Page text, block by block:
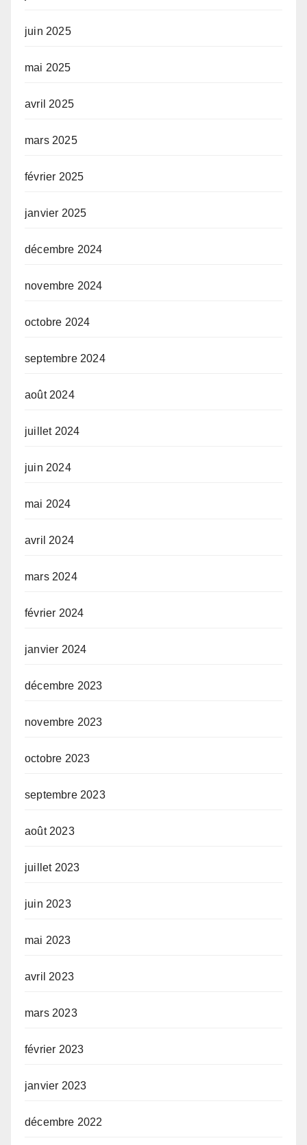
juin 2025
mai 2025
avril 2025
mars 2025
février 2025
janvier 2025
décembre 2024
novembre 2024
octobre 2024
septembre 2024
août 2024
juillet 2024
juin 2024
mai 2024
avril 2024
mars 2024
février 2024
janvier 2024
décembre 2023
novembre 2023
octobre 2023
septembre 2023
août 2023
juillet 2023
juin 2023
mai 2023
avril 2023
mars 2023
février 2023
janvier 2023
décembre 2022